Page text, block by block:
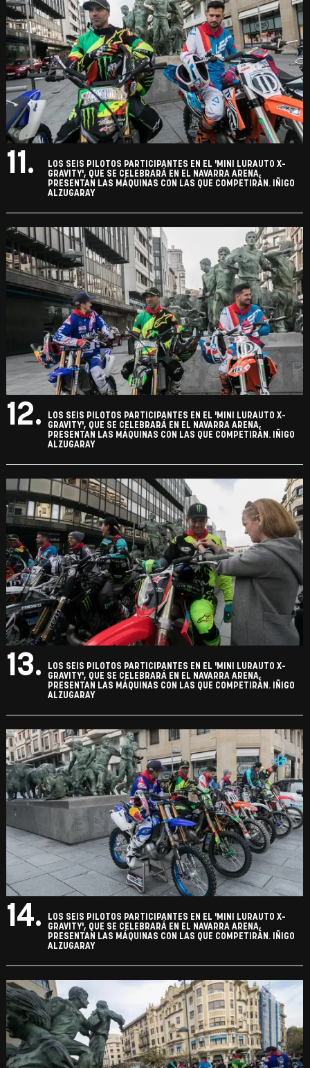
11.
LOS SEIS PILOTOS PARTICIPANTES EN EL 'MINI LURAUTO X-
GRAVITY', QUE SE CELEBRARÁ EN EL NAVARRA ARENA,
PRESENTAN LAS MÁQUINAS CON LAS QUE COMPETIRÁN. IÑIGO
ALZUGARAY
12.
LOS SEIS PILOTOS PARTICIPANTES EN EL 'MINI LURAUTO X-
GRAVITY', QUE SE CELEBRARÁ EN EL NAVARRA ARENA,
PRESENTAN LAS MÁQUINAS CON LAS QUE COMPETIRÁN. IÑIGO
ALZUGARAY
13.
LOS SEIS PILOTOS PARTICIPANTES EN EL 'MINI LURAUTO X-
GRAVITY', QUE SE CELEBRARÁ EN EL NAVARRA ARENA,
PRESENTAN LAS MÁQUINAS CON LAS QUE COMPETIRÁN. IÑIGO
ALZUGARAY
14.
LOS SEIS PILOTOS PARTICIPANTES EN EL 'MINI LURAUTO X-
GRAVITY', QUE SE CELEBRARÁ EN EL NAVARRA ARENA,
PRESENTAN LAS MÁQUINAS CON LAS QUE COMPETIRÁN. IÑIGO
ALZUGARAY